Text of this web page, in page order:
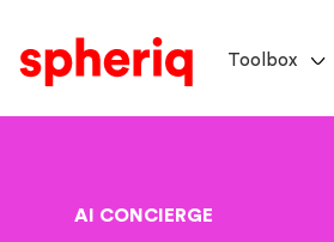
Toolbox
AI CONCIERGE